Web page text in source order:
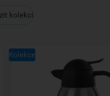
kolekci
Kolekce